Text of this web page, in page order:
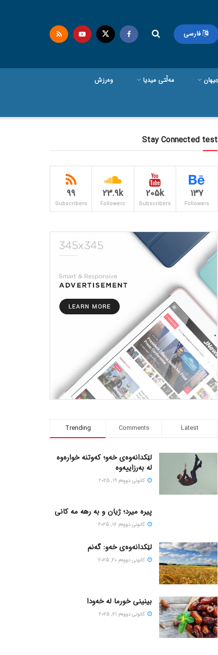
فارسی
مەڵتی میدیا وەرزش
Stay Connected test
137
Followers
205k
Subscribers
23.9k
Followers
99
Subscribers
Trending Comments Latest
لێکدانەوەی خەو؛ کەوتنە خوارەوە
لە بەرزاییەوە
كانونی دووه‌م 19, 2025
پیره میرد؛ ژیان و به رهه مه کانی
كانونی دووه‌م 16, 2025
لێکدانەوەی خەو: گەنم
كانونی دووه‌م 20, 2025
بینینی خورما لە خەودا
كانونی دووه‌م 21, 2025